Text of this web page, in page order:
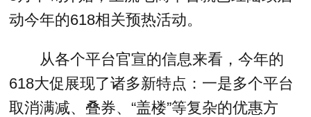
动今年的618相关预热活动。
从各个平台官宣的信息来看，今年的
618大促展现了诸多新特点：一是多个平台
取消满减、叠券、“盖楼”等复杂的优惠方